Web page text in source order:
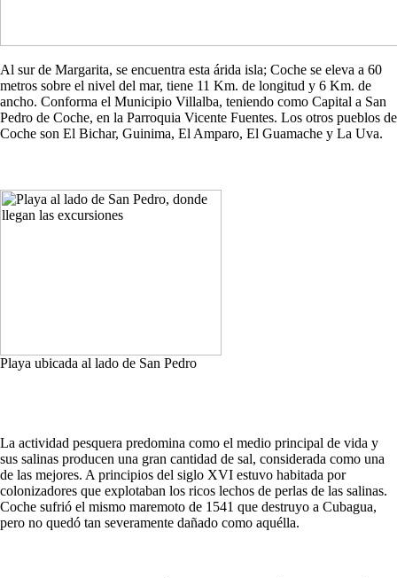
Al sur de Margarita, se encuentra esta árida isla; Coche se eleva a 60
metros sobre el nivel del mar, tiene 11 Km. de longitud y 6 Km. de
ancho. Conforma el Municipio Villalba, teniendo como Capital a San
Pedro de Coche, en la Parroquia Vicente Fuentes. Los otros pueblos de
Coche son El Bichar, Guinima, El Amparo, El Guamache y La Uva.
Playa ubicada al lado de San Pedro
La actividad pesquera predomina como el medio principal de vida y
sus salinas producen una gran cantidad de sal, considerada como una
de las mejores. A principios del siglo XVI estuvo habitada por
colonizadores que explotaban los ricos lechos de perlas de las salinas.
Coche sufrió el mismo maremoto de 1541 que destruyo a Cubagua,
pero no quedó tan severamente dañado como aquélla.